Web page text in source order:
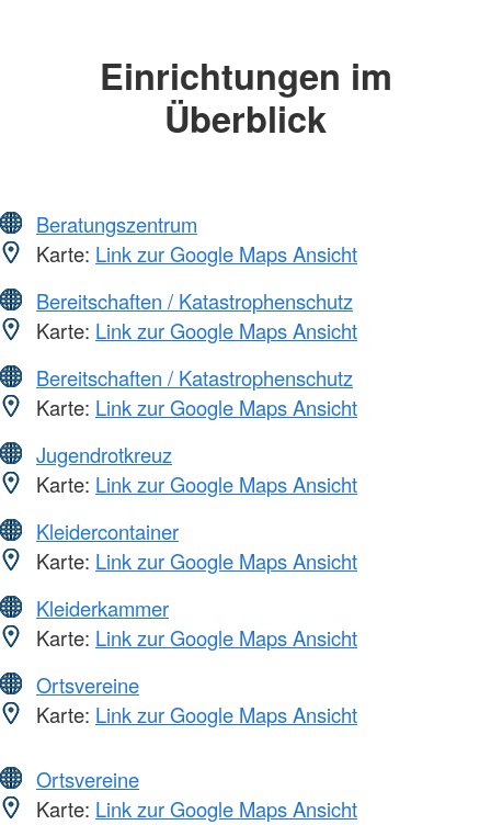
Einrichtungen im
Überblick
Beratungszentrum
Karte: Link zur Google Maps Ansicht
Bereitschaften / Katastrophenschutz
Karte: Link zur Google Maps Ansicht
Bereitschaften / Katastrophenschutz
Karte: Link zur Google Maps Ansicht
Jugendrotkreuz
Karte: Link zur Google Maps Ansicht
Kleidercontainer
Karte: Link zur Google Maps Ansicht
Kleiderkammer
Karte: Link zur Google Maps Ansicht
Ortsvereine
Karte: Link zur Google Maps Ansicht
Ortsvereine
Karte: Link zur Google Maps Ansicht